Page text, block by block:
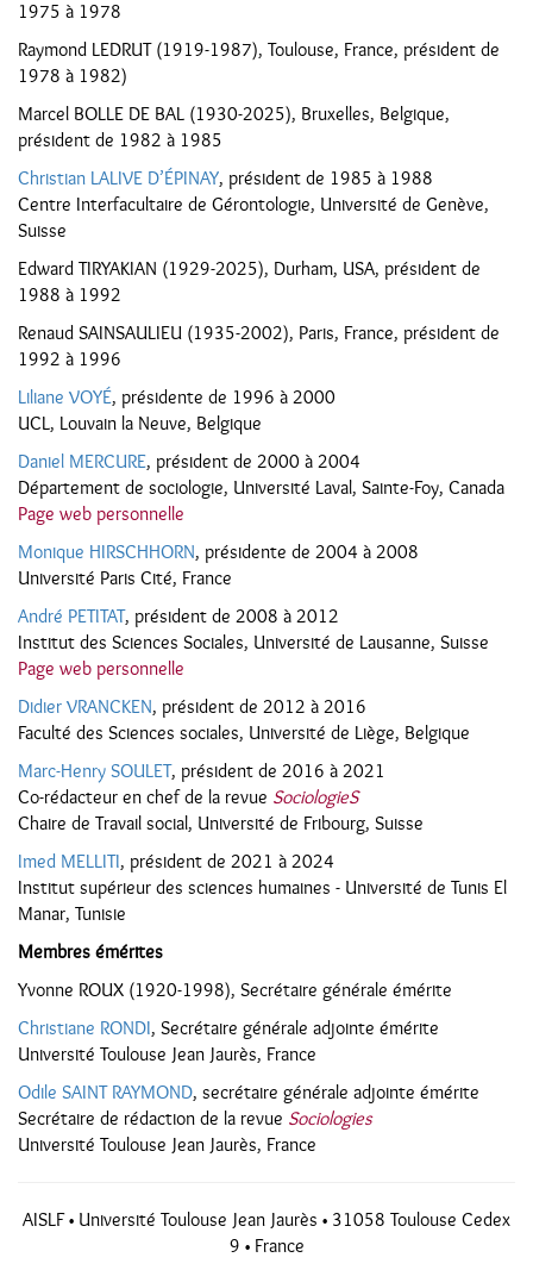
1975 à 1978
Raymond LEDRUT (1919-1987), Toulouse, France, président de
1978 à 1982)
Marcel BOLLE DE BAL (1930-2025), Bruxelles, Belgique,
président de 1982 à 1985
Christian LALIVE D’ÉPINAY, président de 1985 à 1988
Centre Interfacultaire de Gérontologie, Université de Genève,
Suisse
Edward TIRYAKIAN (1929-2025), Durham, USA, président de
1988 à 1992
Renaud SAINSAULIEU (1935-2002), Paris, France, président de
1992 à 1996
Liliane VOYÉ, présidente de 1996 à 2000
UCL, Louvain la Neuve, Belgique
Daniel MERCURE, président de 2000 à 2004
Département de sociologie, Université Laval, Sainte-Foy, Canada
Page web personnelle
Monique HIRSCHHORN, présidente de 2004 à 2008
Université Paris Cité, France
André PETITAT, président de 2008 à 2012
Institut des Sciences Sociales, Université de Lausanne, Suisse
Page web personnelle
Didier VRANCKEN, président de 2012 à 2016
Faculté des Sciences sociales, Université de Liège, Belgique
Marc-Henry SOULET, président de 2016 à 2021
Co-rédacteur en chef de la revue SociologieS
Chaire de Travail social, Université de Fribourg, Suisse
Imed MELLITI, président de 2021 à 2024
Institut supérieur des sciences humaines - Université de Tunis El
Manar, Tunisie
Membres émérites
Yvonne ROUX (1920-1998), Secrétaire générale émérite
Christiane RONDI, Secrétaire générale adjointe émérite
Université Toulouse Jean Jaurès, France
Odile SAINT RAYMOND, secrétaire générale adjointe émérite
Secrétaire de rédaction de la revue Sociologies
Université Toulouse Jean Jaurès, France
AISLF • Université Toulouse Jean Jaurès • 31058 Toulouse Cedex
9 • France